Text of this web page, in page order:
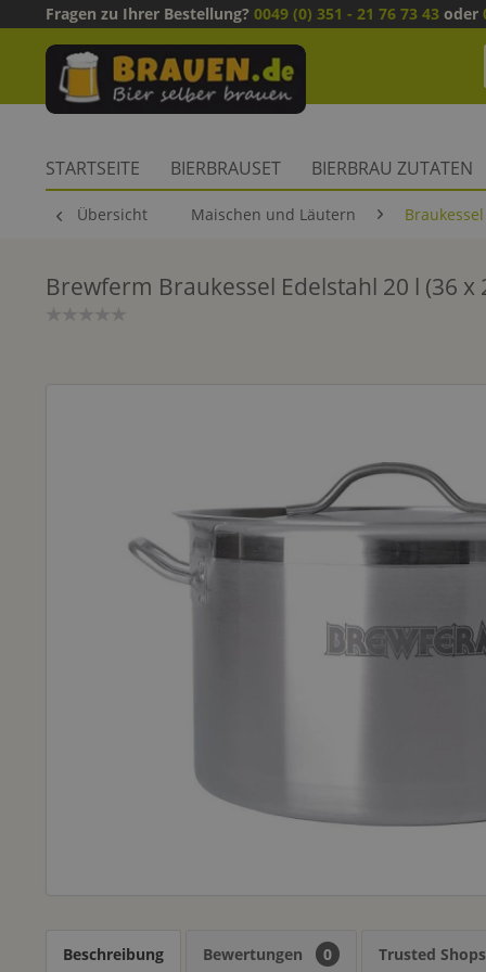
Fragen zu Ihrer Bestellung? 0049 (0) 351 - 21 76 73 43 oder
STARTSEITE BIERBRAUSET BIERBRAU ZUTATEN
Übersicht Maischen und Läutern
Brewferm Braukessel Edelstahl 20 l (36 x
Beschreibung Bewertungen 0 Trusted